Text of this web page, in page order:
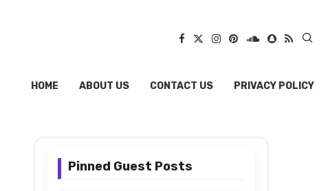
HOME ABOUT US CONTACT US PRIVACY POLICY
Pinned Guest Posts